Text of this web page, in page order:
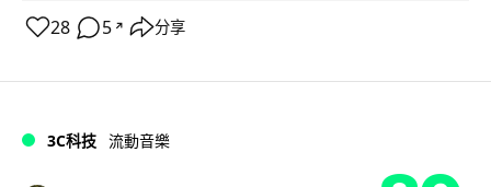
28 5 ↗ 分享
3C科技 流動音樂